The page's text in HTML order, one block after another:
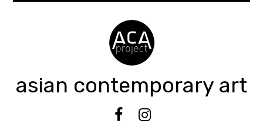
asian contemporary art
F
I